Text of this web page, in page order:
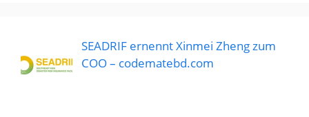
SEADRIF ernennt Xinmei Zheng zum
COO – codematebd.com